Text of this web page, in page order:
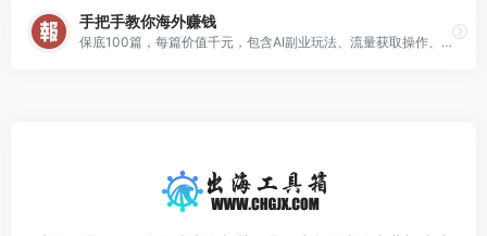
手把手教你海外赚钱
保底100篇，每篇价值千元，包含AI副业玩法、流量获取操作、转化率提升策略、创意获取方法、SEO优化技巧等，超多成功赚钱案例分析。